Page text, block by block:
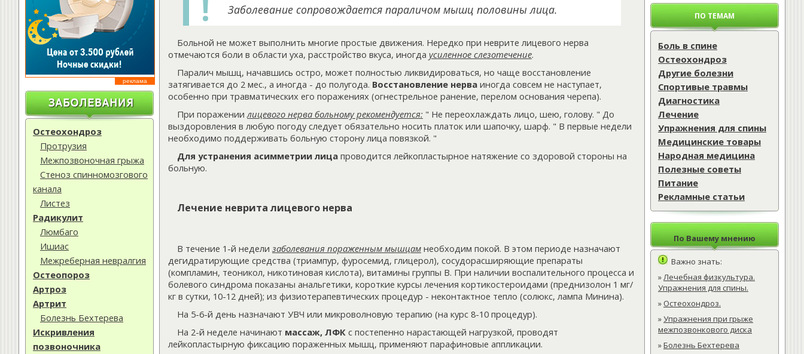
реклама
Остеохондроз
Протрузия
Межпозвоночная грыжа
Стеноз спинномозгового
канала
Листез
Радикулит
Люмбаго
Ишиас
Межреберная невралгия
Остеопороз
Артроз
Артрит
Болезнь Бехтерева
Искривления
позвоночника
ПО ТЕМАМ
Боль в спине
Остеохондроз
Другие болезни
Спортивые травмы
Диагностика
Лечение
Упражнения для спины
Медицинские товары
Народная медицина
Полезные советы
Питание
Рекламные статьи
По Вашему мнению
Важно знать:
»Лечебная физкультура.
Упражнения для спины.
» Остеохондроз.
»Упражнения при грыже
межпозвонкового диска
»Болезнь Бехтерева
Заболевание сопровождается параличом мышц половины лица.
Больной не может выполнить многие простые движения. Нередко при неврите лицевого нерва
отмечаются боли в области уха, расстройство вкуса, иногда усиленное слезотечение.
Паралич мышц, начавшись остро, может полностью ликвидироваться, но чаще восстановление
затягивается до 2 мес., а иногда - до полугода. Восстановление нерва иногда совсем не наступает,
особенно при травматических его поражениях (огнестрельное ранение, перелом основания черепа).
При поражениилицевого нерва больному рекомендуется: " Не переохлаждать лицо, шею, голову. " До
выздоровления в любую погоду следует обязательно носить платок или шапочку, шарф. " В первые недели
необходимо поддерживать больную сторону лица повязкой. "
Для устранения асимметрии лица проводится лейкопластырное натяжение со здоровой стороны на
больную.
Лечение неврита лицевого нерва
В течение 1-й недели заболевания пораженным мышцам необходим покой. В этом периоде назначают
дегидратирующие средства (триампур, фуросемид, глицерол), сосудорасширяющие препараты
(компламин, теоникол, никотиновая кислота), витамины группы В. При наличии воспалительного процесса и
болевого синдрома показаны анальгетики, короткие курсы лечения кортикостероидами (преднизолон 1 мг/
кг в сутки, 10-12 дней); из физиотерапевтических процедур - неконтактное тепло (солюкс, лампа Минина).
На 5-6-й день назначают УВЧ или микроволновую терапию (на курс 8-10 процедур).
На 2-й неделе начинают массаж, ЛФК с постепенно нарастающей нагрузкой, проводят
лейкопластырную фиксацию пораженных мышц, применяют парафиновые аппликации.